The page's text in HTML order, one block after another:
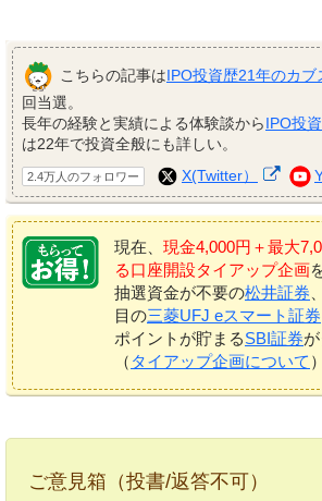
こちらの記事はIPO投資歴21年のカブ
回当選。
長年の経験と実績による体験談からIPO投
は22年で投資全般にも詳しい。
2.4万人のフォロワー X(Twitter）
現在、 現金4,000円＋最大
る口座開設タイアップ企画
抽選資金が不要の松井証券
目の三菱UFJ eスマート証券
ポイントが貯まるSBI証券
（ タイアップ企画について ）
ご意見箱（投書/返答不可）